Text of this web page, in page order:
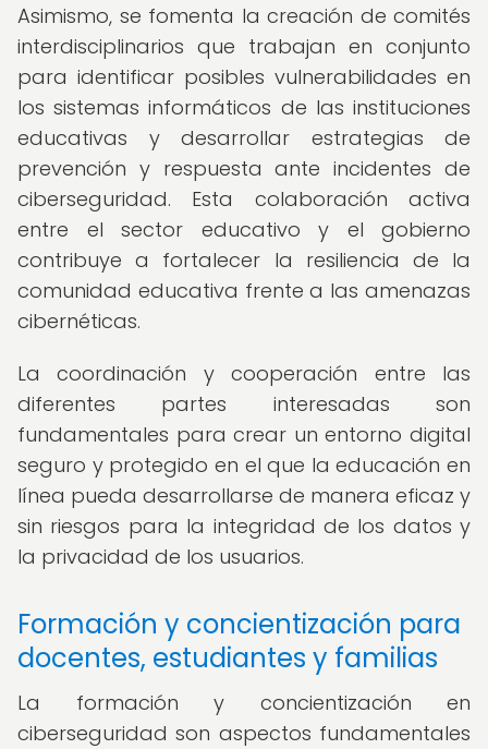
Asimismo, se fomenta la creación de comités
interdisciplinarios que trabajan en conjunto
para identificar posibles vulnerabilidades en
los sistemas informáticos de las instituciones
educativas y desarrollar estrategias de
prevención y respuesta ante incidentes de
ciberseguridad. Esta colaboración activa
entre el sector educativo y el gobierno
contribuye a fortalecer la resiliencia de la
comunidad educativa frente a las amenazas
cibernéticas.
La coordinación y cooperación entre las
diferentes partes interesadas son
fundamentales para crear un entorno digital
seguro y protegido en el que la educación en
línea pueda desarrollarse de manera eficaz y
sin riesgos para la integridad de los datos y
la privacidad de los usuarios.
Formación y concientización para
docentes, estudiantes y familias
La formación y concientización en
ciberseguridad son aspectos fundamentales